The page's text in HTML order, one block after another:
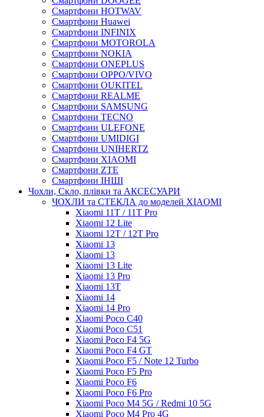
Смартфони HOTWAV
Смартфони Huawei
Смартфони INFINIX
Смартфони MOTOROLA
Смартфони NOKIA
Смартфони ONEPLUS
Смартфони OPPO/VIVO
Смартфони OUKITEL
Смартфони REALME
Смартфони SAMSUNG
Смартфони TECNO
Смартфони ULEFONE
Смартфони UMIDIGI
Смартфони UNIHERTZ
Смартфони XIAOMI
Смартфони ZTE
Смартфони ІНШІ
Чохли, Скло, плівки та АКСЕСУАРИ
ЧОХЛИ та СТЕКЛА до моделей XIAOMI
Xiaomi 11T / 11T Pro
Xiaomi 12 Lite
Xiaomi 12T / 12T Pro
Xiaomi 13
Xiaomi 13
Xiaomi 13 Lite
Xiaomi 13 Pro
Xiaomi 13T
Xiaomi 14
Xiaomi 14 Pro
Xiaomi Poco C40
Xiaomi Poco C51
Xiaomi Poco F4 5G
Xiaomi Poco F4 GT
Xiaomi Poco F5 / Note 12 Turbo
Xiaomi Poco F5 Pro
Xiaomi Poco F6
Xiaomi Poco F6 Pro
Xiaomi Poco M4 5G / Redmi 10 5G
Xiaomi Poco M4 Pro 4G